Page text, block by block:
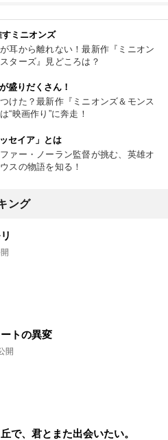
ミニオンズ
耳から離れない！最新作『ミニオン
ターズ』見どころは？
盛りだくさん！
けた？最新作『ミニオンズ＆モンス
“映画作り”に奔走！
ッセイア」とは
ァー・ノーラン監督が挑む、英雄オ
スの物語を知る！
ング
トの異変
開
で、君とまた出会いたい。